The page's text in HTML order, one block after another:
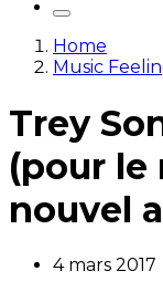
Home
Music
Trey
(pour le
nouvel
4 mars 2017